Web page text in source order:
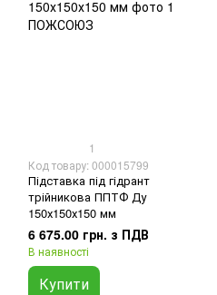
1
Код товару: 000015799
Підставка під гідрант
трійникова ППТФ Ду
150х150х150 мм
6 675.00 грн. з ПДВ
В наявності
Купити